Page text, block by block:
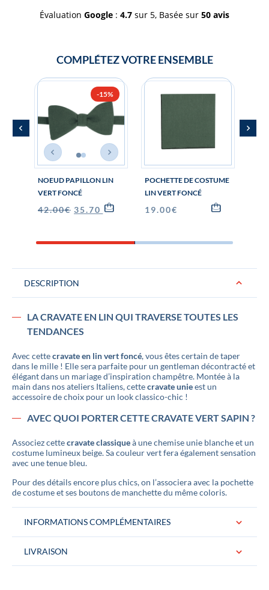
Évaluation Google : 4.7 sur 5, Basée sur 50 avis
DESCRIPTION
LA CRAVATE EN LIN QUI TRAVERSE TOUTES LES
TENDANCES
Avec cettecravate en lin vert foncé, vous êtes certain de taper
dans le mille ! Elle sera parfaite pour un gentleman décontracté et
élégant dans un mariage d’inspiration champêtre. Montée à la
main dans nos ateliers Italiens, cettecravate unieest un
accessoire de choix pour un look classico-chic !
AVEC QUOI PORTER CETTE CRAVATE VERT SAPIN ?
Associez cettecravate classiqueà une chemise unie blanche et un
costume lumineux beige. Sa couleur vert fera également sensation
avec une tenue bleu.
Pour des détails encore plus chics, on l’associera avec la pochette
de costume et ses boutons de manchette du même coloris.
INFORMATIONS COMPLÉMENTAIRES
LIVRAISON
COMPLÉTEZ VOTRE ENSEMBLE
-15%
NOEUD PAPILLON LIN
VERT FONCÉ
42.00€ 35.70 €
POCHETTE DE COSTUME
LIN VERT FONCÉ
19.00€